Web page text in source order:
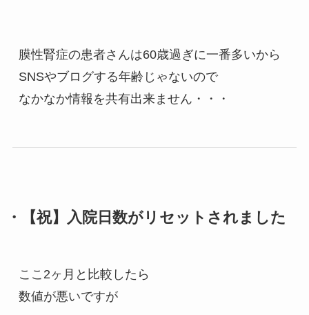
膜性腎症の患者さんは60歳過ぎに一番多いから
SNSやブログする年齢じゃないので
なかなか情報を共有出来ません・・・
・【祝】入院日数がリセットされました
ここ2ヶ月と比較したら
数値が悪いですが